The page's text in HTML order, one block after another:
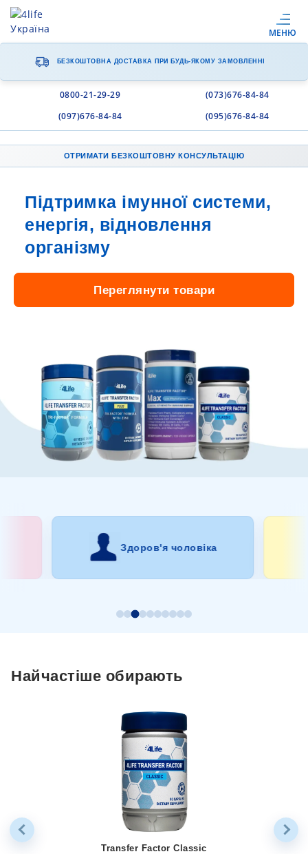
МЕНЮ
БЕЗКОШТОВНА ДОСТАВКА ПРИ БУДЬ-ЯКОМУ ЗАМОВЛЕННІ
0800-21-29-29
(073)676-84-84
(097)676-84-84
(095)676-84-84
ОТРИМАТИ БЕЗКОШТОВНУ КОНСУЛЬТАЦІЮ
Підтримка імунної системи,
енергія, відновлення
організму
Переглянути товари
Здоров'я чоловіка
Найчастіше обирають
Transfer Factor Classic